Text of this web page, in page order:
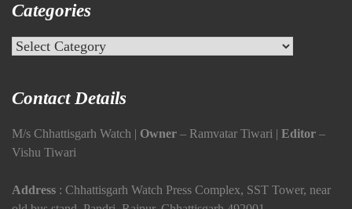
Categories
Categories
Contact Details
M/s Chhattisgarh Watch | Owner – Ramvatar Tiwari | Editor –
Vishu Tiwari
Address : Chhattisgarh Watch Press Complex, SST Tower, near